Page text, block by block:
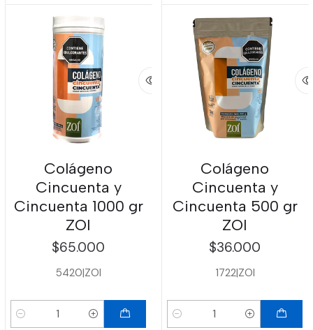
Colágeno
Cincuenta y
Cincuenta 1000 gr
ZOI
$65.000
5420|ZOI
Cantidad
Colágeno
Cincuenta y
Cincuenta 500 gr
ZOI
$36.000
1722|ZOI
Cantidad